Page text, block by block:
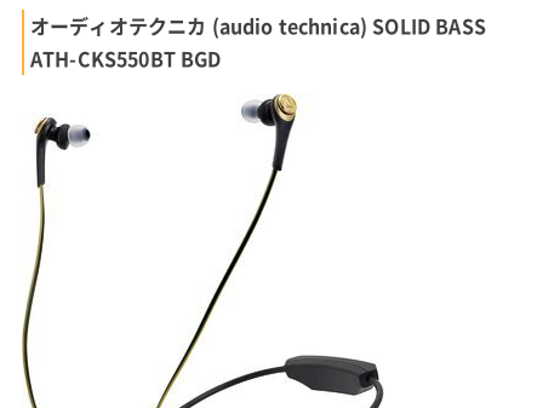
オーディオテクニカ (audio technica) SOLID BASS
ATH-CKS550BT BGD